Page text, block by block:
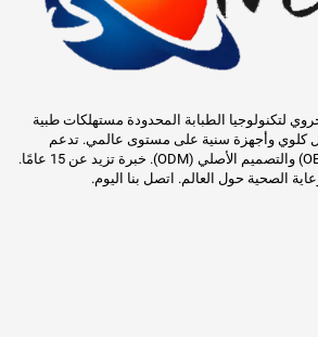
لتكنولوجيا الطبابة المحدودة مستهلكات طبية
كلوي وأجهزة سنية على مستوى عالمي. تدعم
خدمات التصنيع الأصلي (OEM) والتصميم الأصلي (ODM). خبرة تزيد عن 15 عامًا.
الصحية حول العالم. اتصل بنا اليوم.